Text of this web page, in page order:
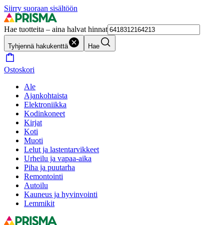
Siirry suoraan sisältöön
Hae tuotteita – aina halvat hinnat
Tyhjennä hakukenttä Hae
Ostoskori
Ale
Ajankohtaista
Elektroniikka
Kodinkoneet
Kirjat
Koti
Muoti
Lelut ja lastentarvikkeet
Urheilu ja vapaa-aika
Piha ja puutarha
Remontointi
Autoilu
Kauneus ja hyvinvointi
Lemmikit